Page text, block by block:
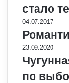
стало
04.07.2017
23.09.2020
по